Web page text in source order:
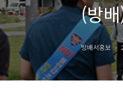
(방
방배서홍보